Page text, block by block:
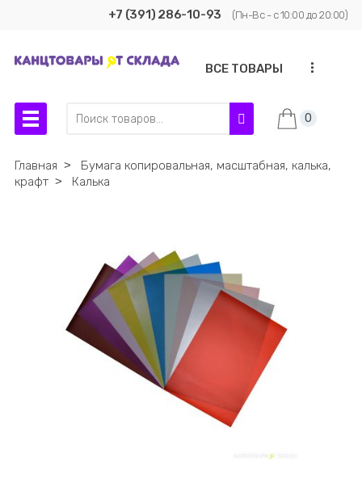
+7 (391) 286-10-93 (Пн-Вс - с 10:00 до 20:00)
ВСЕ ТОВАРЫ ...
0
Главная ˃
Бумага копировальная, масштабная, калька,
крафт ˃ Калька